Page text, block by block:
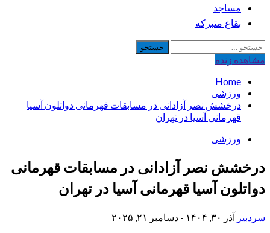
مساجد
بقاع متبرکه
جستجو
برای:
مشاهده‌ زنده
Home
ورزشی
درخشش نصر آزادانی در مسابقات قهرمانی دواتلون آسیا
قهرمانی آسیا در تهران
ورزشی
درخشش نصر آزادانی در مسابقات قهرمانی
دواتلون آسیا قهرمانی آسیا در تهران
سردبیر آذر ۳۰, ۱۴۰۴ - دسامبر ۲۱, ۲۰۲۵